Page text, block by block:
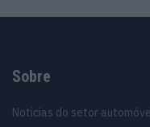
Sobre
Noticias do setor